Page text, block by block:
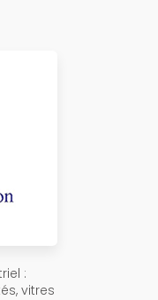
:
vitres